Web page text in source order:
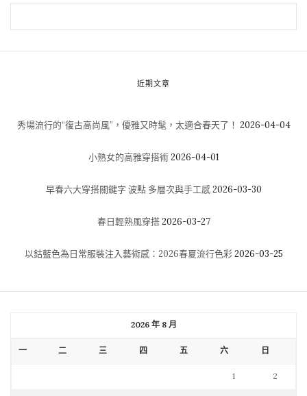
近期文章
秀場流行的“復古高尚風”，優雅又時髦，太適合春天了！ 2026-04-04
小熟女的高雅穿搭術 2026-04-01
早春六大穿搭關鍵字 波點 多層次與手工感 2026-03-30
春日輕熟風穿搭 2026-03-27
以鈷藍色為日常服裝注入藝術感：2026春夏流行色彩 2026-03-25
2026 年 8 月
一 二 三 四 五 六 日
1 2